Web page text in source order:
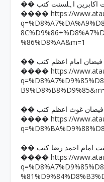
اکابرین اہلسنت کتب
���� https://
%86%D8%AA&m=1
�� فیضان امام اعظم کتب
���� https://
�� فیضان غوث اعظم کتب
���� https://
امام احمد رضا کتب
���� https://